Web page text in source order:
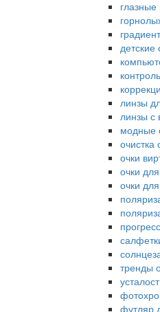
глазные
линзы
линзы с
модные
очистка
очки
очки
очки
тренды
футляр